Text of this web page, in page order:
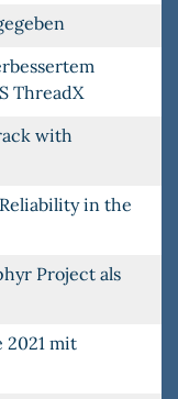
ThreadX
with
in the
Project als
2021 mit